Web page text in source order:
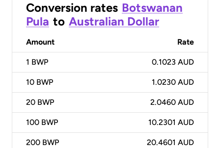
Conversion rates Botswanan
Pula to Australian Dollar
Amount Rate
1 BWP 0.1023 AUD
10 BWP 1.0230 AUD
20 BWP 2.0460 AUD
100 BWP 10.2301 AUD
200 BWP 20.4601 AUD